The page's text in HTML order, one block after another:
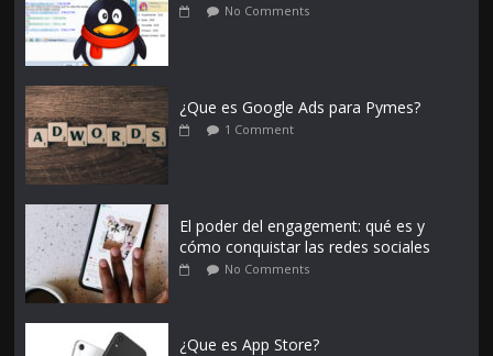
No Comments
¿Que es Google Ads para Pymes?
1 Comment
El poder del engagement: qué es y
cómo conquistar las redes sociales
No Comments
¿Que es App Store?